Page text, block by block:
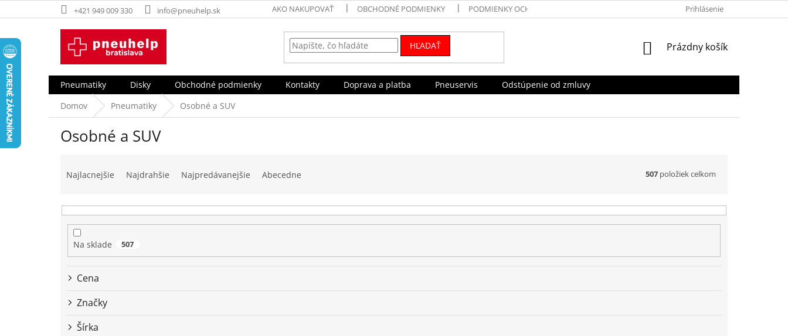
na
+421 949 009 330 info@pneuhelp.sk AKO NAKUPOVAŤ OBCHODNÉ PODMIENKY PODMIENKY OCHRANY OSOBNÝCH ÚDAJOV Prihlásenie
HĽADAŤ
NÁKUPNÝ
Prázdny košík
Pneumatiky Disky Obchodné podmienky Kontakty Doprava a platba Pneuservis
Odstúpenie od zmluvy
Domov
Pneumatiky Osobné a SUV
Osobné a SUV
n
Najlacnejšie Najdrahšie Najpredávanejšie Abecedne 507 položiek celkom
Na sklade 507
Cena
Značky
Šírka